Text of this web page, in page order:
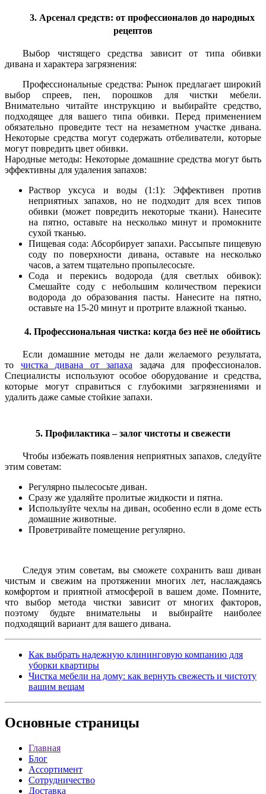
3. Арсенал средств: от профессионалов до народных
рецептов
Выбор чистящего средства зависит от типа обивки
дивана и характера загрязнения:
Профессиональные средства: Рынок предлагает широкий
выбор спреев, пен, порошков для чистки мебели.
Внимательно читайте инструкцию и выбирайте средство,
подходящее для вашего типа обивки. Перед применением
обязательно проведите тест на незаметном участке дивана.
Некоторые средства могут содержать отбеливатели, которые
могут повредить цвет обивки.
Народные методы: Некоторые домашние средства могут быть
эффективны для удаления запахов:
Раствор уксуса и воды (1:1): Эффективен против
неприятных запахов, но не подходит для всех типов
обивки (может повредить некоторые ткани). Нанесите
на пятно, оставьте на несколько минут и промокните
сухой тканью.
Пищевая сода: Абсорбирует запахи. Рассыпьте пищевую
соду по поверхности дивана, оставьте на несколько
часов, а затем тщательно пропылесосьте.
Сода и перекись водорода (для светлых обивок):
Смешайте соду с небольшим количеством перекиси
водорода до образования пасты. Нанесите на пятно,
оставьте на 15-20 минут и протрите влажной тканью.
4. Профессиональная чистка: когда без неё не обойтись
Если домашние методы не дали желаемого результата,
то чистка дивана от запаха задача для профессионалов.
Специалисты используют особое оборудование и средства,
которые могут справиться с глубокими загрязнениями и
удалить даже самые стойкие запахи.
5. Профилактика – залог чистоты и свежести
Чтобы избежать появления неприятных запахов, следуйте
этим советам:
Регулярно пылесосьте диван.
Сразу же удаляйте пролитые жидкости и пятна.
Используйте чехлы на диван, особенно если в доме есть
домашние животные.
Проветривайте помещение регулярно.
Следуя этим советам, вы сможете сохранить ваш диван
чистым и свежим на протяжении многих лет, наслаждаясь
комфортом и приятной атмосферой в вашем доме. Помните,
что выбор метода чистки зависит от многих факторов,
поэтому будьте внимательны и выбирайте наиболее
подходящий вариант для вашего дивана.
Как выбрать надежную клининговую компанию для
уборки квартиры
Чистка мебели на дому: как вернуть свежесть и чистоту
вашим вещам
Основные страницы
Главная
Блог
Ассортимент
Сотрудничество
Доставка